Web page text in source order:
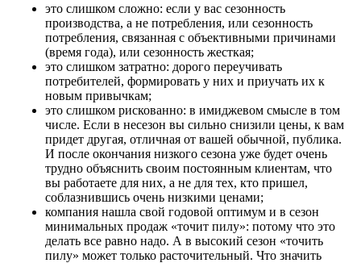
это слишком сложно: если у вас сезонность
производства, а не потребления, или сезонность
потребления, связанная с объективными причинами
(время года), или сезонность жесткая;
это слишком затратно: дорого переучивать
потребителей, формировать у них и приучать их к
новым привычкам;
это слишком рискованно: в имиджевом смысле в том
числе. Если в несезон вы сильно снизили цены, к вам
придет другая, отличная от вашей обычной, публика.
И после окончания низкого сезона уже будет очень
трудно объяснить своим постоянным клиентам, что
вы работаете для них, а не для тех, кто пришел,
соблазнившись очень низкими ценами;
компания нашла свой годовой оптимум и в сезон
минимальных продаж «точит пилу»: потому что это
делать все равно надо. А в высокий сезон «точить
пилу» может только расточительный. Что значить